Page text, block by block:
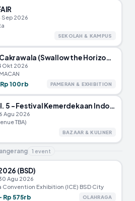
Sep 2026
SEKOLAH & KAMPUS
Menelan Cakrawala (Swallow the Horizon) – Museum MACAN
Okt 2026
100rb PAMERAN & EXHIBITION
RI Fest Vol. 5 – Festival Kemerdekaan Indonesia
Agu 2026
TBA)
BAZAAR & KULINER
1 event
(BSD)
Agu 2026
Convention Exhibition (ICE) BSD City
Rp 575rb OLAHRAGA